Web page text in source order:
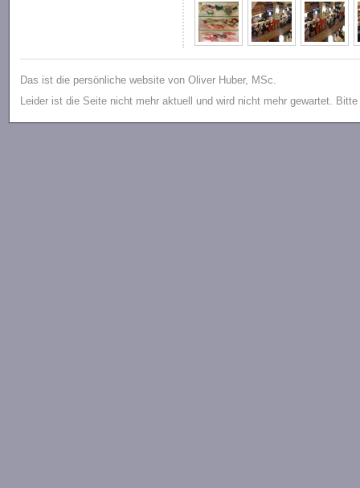
Das ist die persönliche website von Oliver Huber, MSc.
Leider ist die Seite nicht mehr aktuell und wird nicht mehr gewartet.